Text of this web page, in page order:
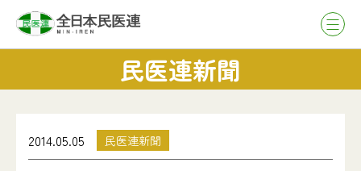
民医連新聞
2014.05.05 民医連新聞